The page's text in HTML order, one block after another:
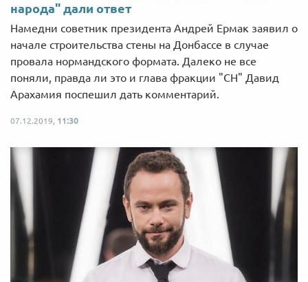
народа" дали ответ
Намедни советник президента Андрей Ермак заявил о
начале строительства стены на Донбассе в случае
провала нормандского формата. Далеко не все
поняли, правда ли это и глава фракции "СН" Давид
Арахамия поспешил дать комментарий.
07.12.2019, 11:30